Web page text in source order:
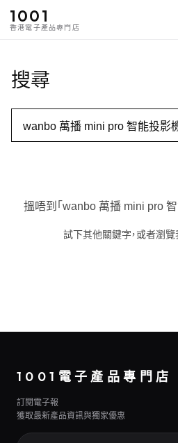
1001
香港電子產品專門店
搜尋
搵唔到「wanbo 萬播 mini pro 智
試下其他關鍵字，或者瀏覽
1001電子產品專門店
訂閱電子報
獲取最新產品資訊與獨家優惠